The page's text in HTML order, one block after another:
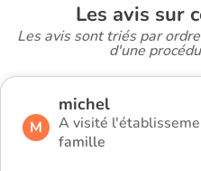
Les avis sur
Les avis sont triés par
d'une
M
michel
A visité
famille